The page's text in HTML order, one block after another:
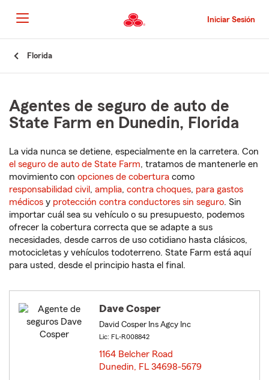
al
contenido
principal
Iniciar Sesión
Florida
Agentes de seguro de auto de
State Farm en Dunedin, Florida
La vida nunca se detiene, especialmente en la carretera. Con
el seguro de auto de State Farm, tratamos de mantenerle en
movimiento con opciones de cobertura como
responsabilidad civil , amplia, contra choques, para gastos
médicos y protección contra conductores sin seguro. Sin
importar cuál sea su vehículo o su presupuesto, podemos
ofrecer la cobertura correcta que se adapte a sus
necesidades, desde carros de uso cotidiano hasta clásicos,
motocicletas y vehículos todoterreno. State Farm está aquí
para usted, desde el principio hasta el final.
Dave Cosper
David Cosper Ins Agcy Inc
Lic: FL-R008842
1164 Belcher Road
Dunedin, FL 34698-5679